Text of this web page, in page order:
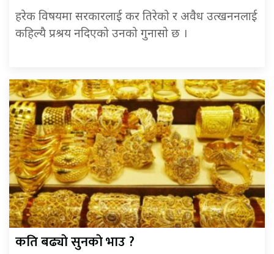
हरेक विषयमा सरकारलाई कर तिरेको र अवैध उत्खननलाई
कहिल्यै प्रश्रय नदिएको उनको गुनासाे छ ।
कति बढ्याे सुनकाे भाउ ?